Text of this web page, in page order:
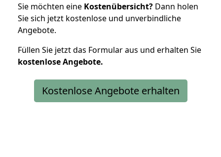
Sie möchten eine Kostenübersicht? Dann holen
Sie sich jetzt kostenlose und unverbindliche
Angebote.
Füllen Sie jetzt das Formular aus und erhalten Sie
kostenloseAngebote.
Kostenlose Angebote erhalten